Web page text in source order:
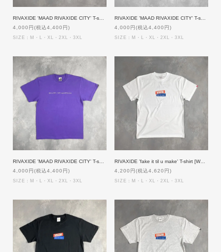
4,000円(税込4,400円)
SIZE：M・L・XL・2XL・3XL
4,000円(税込4,400円)
SIZE：M・L・XL・2XL・3XL
4,000円(税込4,400円)
SIZE：M・L・XL・2XL・3XL
RIVAXIDE 'fake it til u make' T-shirt [WHITE]
4,200円(税込4,620円)
SIZE：M・L・XL・2XL・3XL